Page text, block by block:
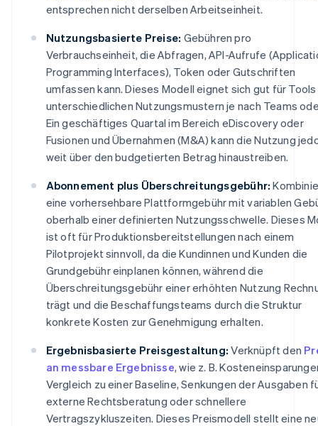
entsprechen nicht derselben Arbeitseinheit.
Nutzungsbasierte Preise: Gebühren pro
Verbrauchseinheit, die Abfragen, API-Aufrufe
Programming Interfaces), Token oder Gutschriften
umfassen kann. Dieses Modell eignet sich gut für
unterschiedlichen Nutzungsmustern je nach Teams
Ein geschäftiges Quartal im Bereich eDiscovery oder
Fusionen und Übernahmen (M&A) kann die Nutzung
weit über den budgetierten Betrag hinaustreiben.
Abonnement plus Überschreitungsgebühr:
eine vorhersehbare Plattformgebühr mit variablen
oberhalb einer definierten Nutzungsschwelle. Dieses
ist oft für Produktionsbereitstellungen nach einem
Pilotprojekt sinnvoll, da die Kundinnen und Kunden die
Grundgebühr einplanen können, während die
Überschreitungsgebühr einer erhöhten Nutzung
trägt und die Beschaffungsteams durch die Struktur
konkrete Kosten zur Genehmigung erhalten.
Ergebnisbasierte Preisgestaltung: Verknüpft den
an messbare Ergebnisse, wie z. B.
Vergleich zu einer Baseline, Senkungen der Ausgaben
externe Rechtsberatung oder schnellere
Vertragszykluszeiten. Dieses Preismodell stellt eine